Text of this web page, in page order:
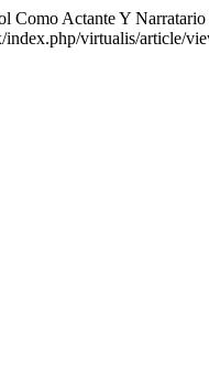
Actante Y
virtualis/article/